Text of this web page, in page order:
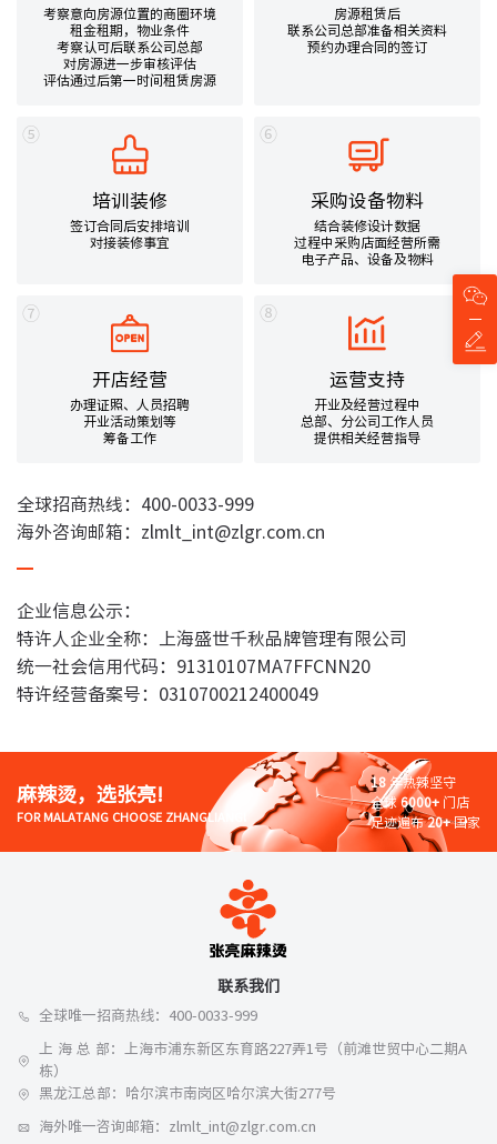
考察意向房源位置的商圈环境
租金租期，物业条件
考察认可后联系公司总部
对房源进一步审核评估
评估通过后第一时间租赁房源
房源租赁后
联系公司总部准备相关资料
预约办理合同的签订
⑤
培训装修
签订合同后安排培训
对接装修事宜
⑥
采购设备物料
结合装修设计数据
过程中采购店面经营所需
电子产品、设备及物料
⑦
开店经营
办理证照、人员招聘
开业活动策划等
筹备工作
⑧
运营支持
开业及经营过程中
总部、分公司工作人员
提供相关经营指导
全球招商热线：400-0033-999
海外咨询邮箱：zlmlt_int@zlgr.com.cn
企业信息公示：
特许人企业全称：上海盛世千秋品牌管理有限公司
统一社会信用代码：91310107MA7FFCNN20
特许经营备案号：0310700212400049
麻辣烫，选张亮!
FOR MALATANG CHOOSE ZHANGLIANG!
18 年热辣坚守
全球6000+ 门店
足迹遍布20+国家
联系我们
全球唯一招商热线：400-0033-999
上 海 总 部：上海市浦东新区东育路227弄1号（前滩世贸中心二期A
栋）
黑龙江总部：哈尔滨市南岗区哈尔滨大街277号
海外唯一咨询邮箱：zlmlt_int@zlgr.com.cn